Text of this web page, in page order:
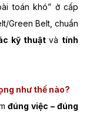
toán khó” ở cấp
Green Belt, chuẩn
kỹ thuậtvà tính
như thế nào?
đúng việc – đúng